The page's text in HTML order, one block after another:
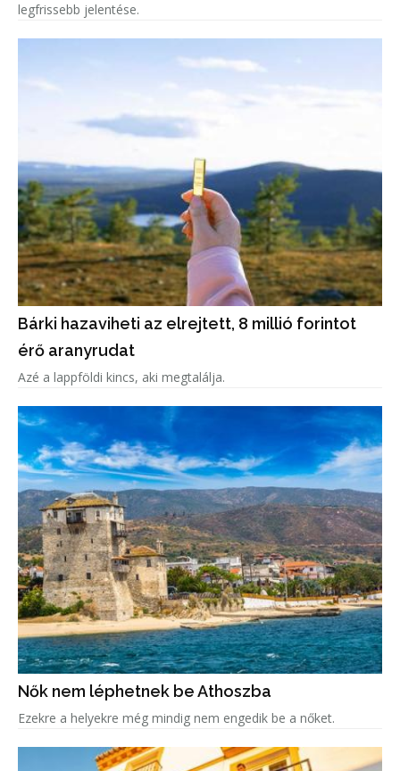
legfrissebb jelentése.
Bárki hazaviheti az elrejtett, 8 millió forintot
érő aranyrudat
Azé a lappföldi kincs, aki megtalálja.
Nők nem léphetnek be Athoszba
Ezekre a helyekre még mindig nem engedik be a nőket.